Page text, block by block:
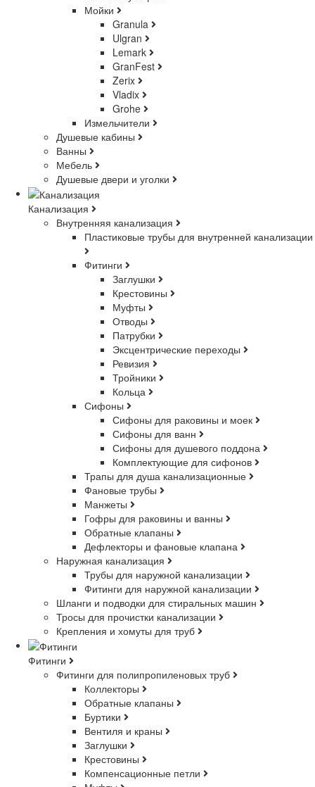
Мойки
Granula
Ulgran
Lemark
GranFest
Zerix
Vladix
Grohe
Измельчители
Душевые кабины
Ванны
Мебель
Душевые двери и уголки
Канализация
Внутренняя канализация
Пластиковые трубы для внутренней канализации
Фитинги
Заглушки
Крестовины
Муфты
Отводы
Патрубки
Эксцентрические переходы
Ревизия
Тройники
Кольца
Сифоны
Сифоны для раковины и моек
Сифоны для ванн
Сифоны для душевого поддона
Комплектующие для сифонов
Трапы для душа канализационные
Фановые трубы
Манжеты
Гофры для раковины и ванны
Обратные клапаны
Дефлекторы и фановые клапана
Наружная канализация
Трубы для наружной канализации
Фитинги для наружной канализации
Шланги и подводки для стиральных машин
Тросы для прочистки канализации
Крепления и хомуты для труб
Фитинги
Фитинги для полипропиленовых труб
Коллекторы
Обратные клапаны
Буртики
Вентиля и краны
Заглушки
Крестовины
Компенсационные петли